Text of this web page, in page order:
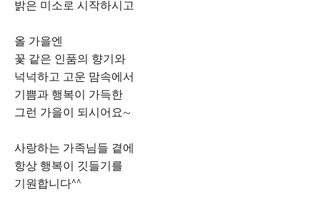
밝은 미소로 시작하시고
올 가을엔
꽃 같은 인품의 향기와
넉넉하고 고운 맘속에서
기쁨과 행복이 가득한
그런 가을이 되시어요~
사랑하는 가족님들 곁에
항상 행복이 깃들기를
기원합니다^^